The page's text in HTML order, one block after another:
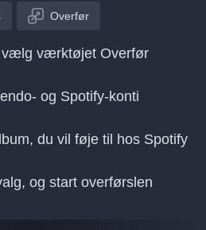
Overfør
vælg værktøjet Overfør
og Spotify-konti
du vil føje til hos Spotify
og start overførslen